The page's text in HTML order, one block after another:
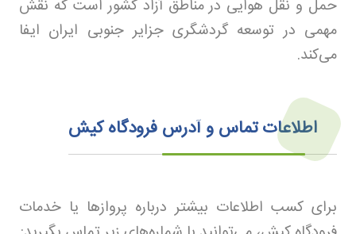
حمل و نقل هوایی در مناطق آزاد کشور است که نقش
مهمی در توسعه گردشگری جزایر جنوبی ایران ایفا
می‌کند.
اطلاعات تماس و آدرس فرودگاه کیش
برای کسب اطلاعات بیشتر درباره پروازها یا خدمات